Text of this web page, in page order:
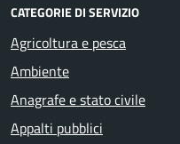
CATEGORIE DI SERVIZIO
Agricoltura e pesca
Ambiente
Anagrafe e stato civile
Appalti pubblici